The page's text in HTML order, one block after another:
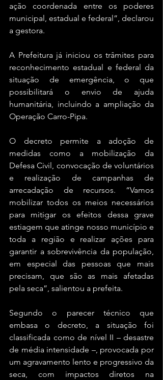
ação coordenada entre os poderes
municipal, estadual e federal”, declarou
a gestora.
A Prefeitura já iniciou os trâmites para
reconhecimento estadual e federal da
situação de emergência, o que
possibilitará o envio de ajuda
humanitária, incluindo a ampliação da
Operação Carro-Pipa.
O decreto permite a adoção de
medidas como a mobilização da
Defesa Civil, convocação de voluntários
e realização de campanhas de
arrecadação de recursos. “Vamos
mobilizar todos os meios necessários
para mitigar os efeitos dessa grave
estiagem que atinge nosso município e
toda a região e realizar ações para
garantir a sobrevivência da população,
em especial das pessoas que mais
precisam, que são as mais afetadas
pela seca”, salientou a prefeita.
Segundo o parecer técnico que
embasa o decreto, a situação foi
classificada como de nível II – desastre
de média intensidade –, provocada por
um agravamento lento e progressivo da
seca, com impactos diretos na